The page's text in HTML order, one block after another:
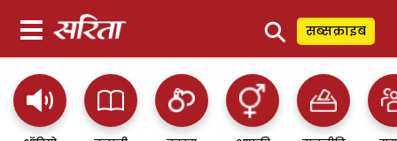
⚲ सब्सक्राइब